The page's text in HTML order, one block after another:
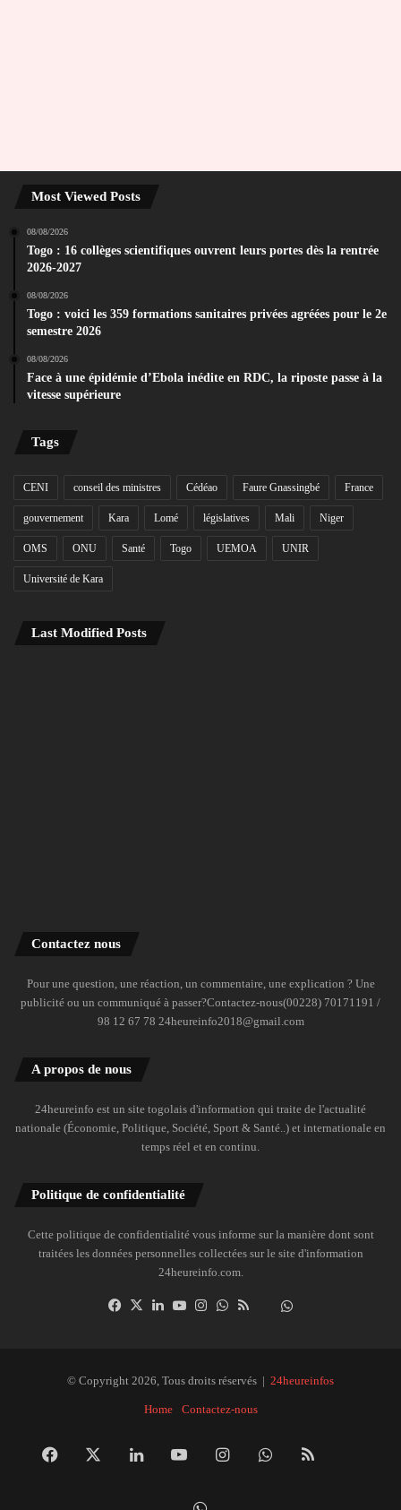
Most Viewed Posts
08/08/2026
Togo : 16 collèges scientifiques ouvrent leurs portes dès la rentrée
2026-2027
08/08/2026
Togo : voici les 359 formations sanitaires privées agréées pour le 2e
semestre 2026
08/08/2026
Face à une épidémie d’Ebola inédite en RDC, la riposte passe à la
vitesse supérieure
Tags
CENI conseil des ministres Cédéao Faure Gnassingbé France
gouvernement Kara Lomé législatives Mali Niger
OMS ONU Santé Togo UEMOA UNIR
Université de Kara
Last Modified Posts
Contactez nous
Pour une question, une réaction, un commentaire, une explication ? Une
publicité ou un communiqué à passer?Contactez-nous(00228) 70171191 /
98 12 67 78 24heureinfo2018@gmail.com
A propos de nous
24heureinfo est un site togolais d'information qui traite de l'actualité
nationale (Économie, Politique, Société, Sport & Santé..) et internationale en
temps réel et en continu.
Politique de confidentialité
Cette politique de confidentialité vous informe sur la manière dont sont
traitées les données personnelles collectées sur le site d'information
24heureinfo.com.
Facebook
X LinkedinYouTubeInstagramWhatsAppDailymotion
© Copyright 2026, Tous droits réservés | 24heureinfos
Home Contactez-nous
Facebook LinkedinYouTubeInstagramWhatsApp
RSS